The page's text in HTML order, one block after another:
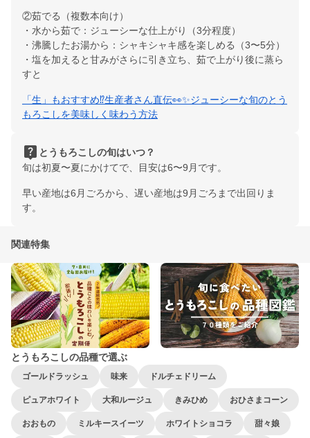
②茹でる（複数本向け）
・水から茹で：ジューシーな仕上がり（3分程度）
・沸騰したお湯から：シャキシャキ感を楽しめる（3〜5分）
・塩を加えると甘みがさらに引き立ち、茹で上がり後に蒸ら
すと
「生」もおすすめ⁉︎生産者さん直伝👀✨ジューシーな︎旬のとう
もろこしを美味しく味わう方法
live_help とうもろこしの旬はいつ？
旬は初夏〜夏にかけてで、目安は6〜9月です。
早い産地は6月ごろから、遅い産地は9月ごろまで出回りま
す。
関連特集
とうもろこしの品種で選ぶ
ゴールドラッシュ 味来 ドルチェドリーム
ピュアホワイト 大和ルージュ きみひめ おひさまコーン
おおもの ミルキースイーツ ホワイトショコラ 甜々娘